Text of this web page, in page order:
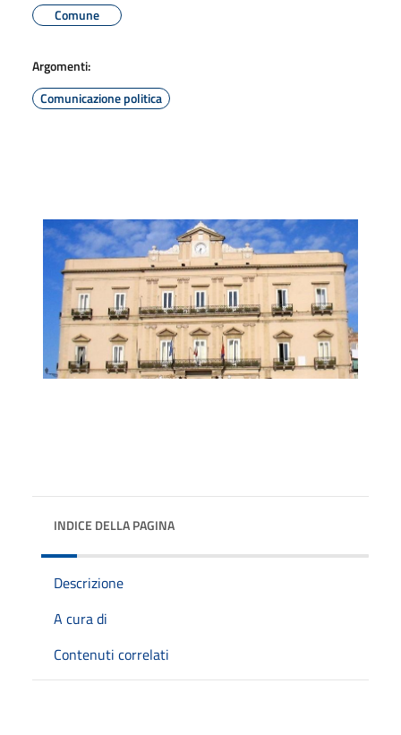
Comune
Argomenti:
Comunicazione politica
INDICE DELLA PAGINA
Descrizione
A cura di
Contenuti correlati